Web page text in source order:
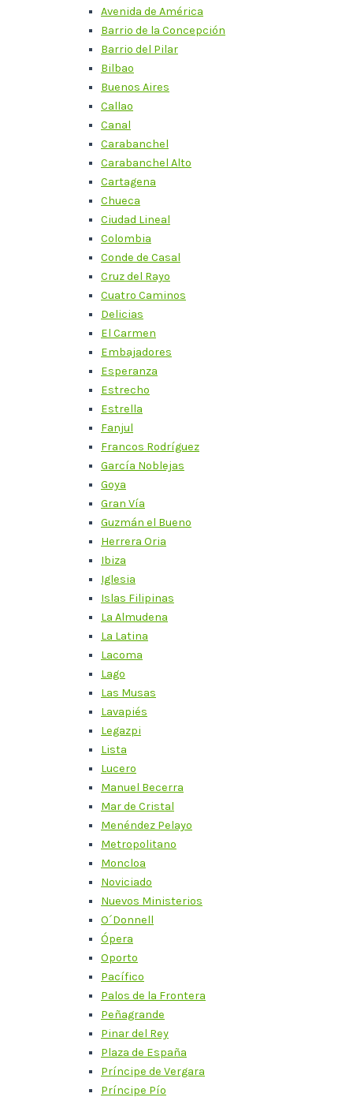
Avenida de América
Barrio de la Concepción
Barrio del Pilar
Bilbao
Buenos Aires
Callao
Canal
Carabanchel
Carabanchel Alto
Cartagena
Chueca
Ciudad Lineal
Colombia
Conde de Casal
Cruz del Rayo
Cuatro Caminos
Delicias
El Carmen
Embajadores
Esperanza
Estrecho
Estrella
Fanjul
Francos Rodríguez
García Noblejas
Goya
Gran Vía
Guzmán el Bueno
Herrera Oria
Ibiza
Iglesia
Islas Filipinas
La Almudena
La Latina
Lacoma
Lago
Las Musas
Lavapiés
Legazpi
Lista
Lucero
Manuel Becerra
Mar de Cristal
Menéndez Pelayo
Metropolitano
Moncloa
Noviciado
Nuevos Ministerios
O´Donnell
Ópera
Oporto
Pacífico
Palos de la Frontera
Peñagrande
Pinar del Rey
Plaza de España
Príncipe de Vergara
Príncipe Pío